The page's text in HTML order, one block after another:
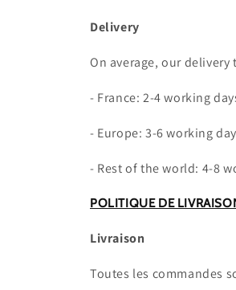
Delivery
On average, our delivery
- France: 2-4 working
- Europe: 3-6 working
- Rest of the world: 4-8
POLITIQUE DE
Livraison
Toutes les commandes